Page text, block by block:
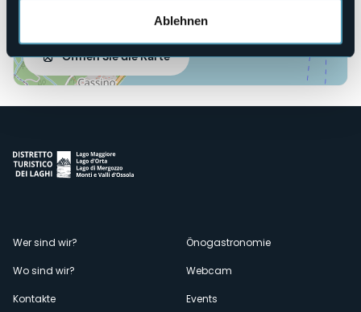
Ablehnen
Öffnen Sie die Karte
Menù
secondario
Wer sind wir?
Wo sind wir?
Kontakte
Önogastronomie
Webcam
Events